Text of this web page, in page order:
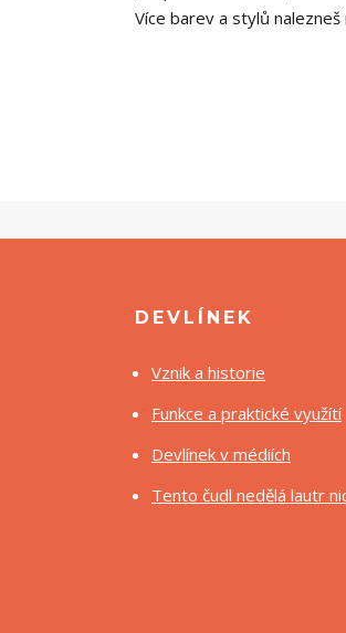
Více barev a stylů
DEVLÍNEK
Vznik a historie
Funkce a praktické využítí
Devlínek v médiích
Tento čudl nedělá lautr